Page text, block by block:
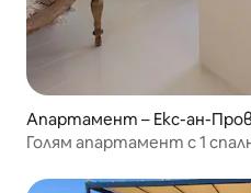
Апартамент – Екс-ан-
Голям апартамент с 1